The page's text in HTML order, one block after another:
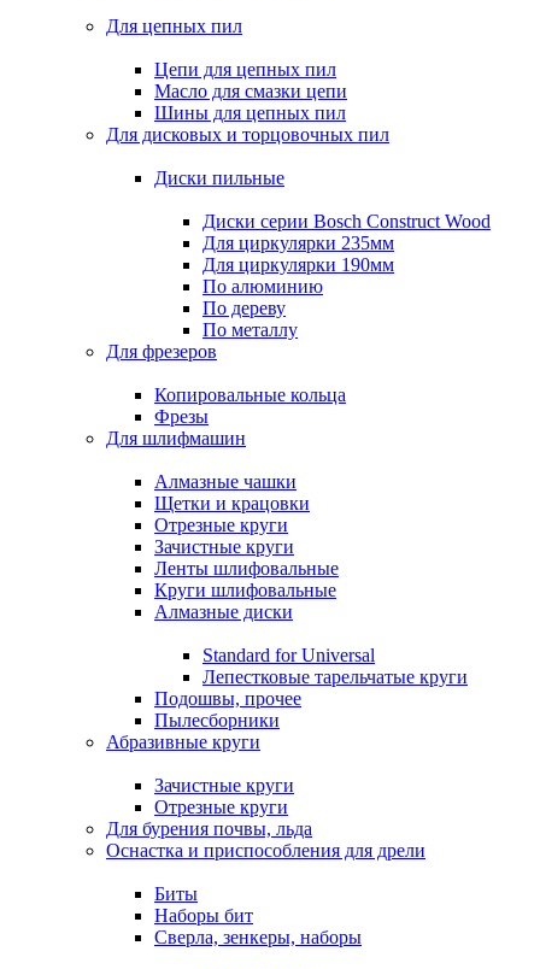
Для цепных пил
Цепи для цепных пил
Масло для смазки цепи
Шины для цепных пил
Для дисковых и торцовочных пил
Диски пильные
Диски серии Bosch Construct Wood
Для циркулярки 235мм
Для циркулярки 190мм
По алюминию
По дереву
По металлу
Для фрезеров
Копировальные кольца
Фрезы
Для шлифмашин
Алмазные чашки
Щетки и крацовки
Отрезные круги
Зачистные круги
Ленты шлифовальные
Круги шлифовальные
Алмазные диски
Standard for Universal
Лепестковые тарельчатые круги
Подошвы, прочее
Пылесборники
Абразивные круги
Зачистные круги
Отрезные круги
Для бурения почвы, льда
Оснастка и приспособления для дрели
Биты
Наборы бит
Сверла, зенкеры, наборы